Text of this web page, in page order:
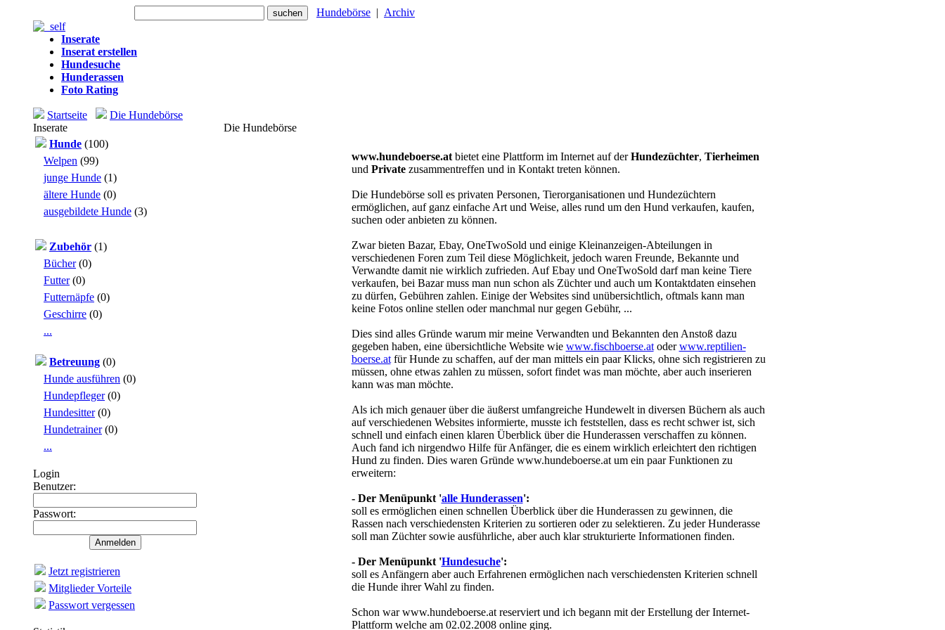
Hundebörse | Archiv
Inserate
Inserat erstellen
Hundesuche
Hunderassen
Foto Rating
Startseite
Die Hundebörse
Inserate
Hunde (100)
Welpen (99)
junge Hunde (1)
ältere Hunde (0)
ausgebildete Hunde (3)
Zubehör (1)
Bücher(0)
Futter(0)
Futternäpfe (0)
Geschirre (0)
...
Betreuung (0)
Hunde ausführen (0)
Hundepfleger(0)
Hundesitter(0)
Hundetrainer(0)
...
Login
Benutzer:
Passwort:
Jetzt registrieren
Mitglieder Vorteile
Passwort vergessen
Die Hundebörse
www.hundeboerse.atbietet eine Plattform im Internet auf derHundezüchter, Tierheimen
und Privatezusammentreffen und in Kontakt treten können.
Die Hundebörse soll es privaten Personen, Tierorganisationen und Hundezüchtern
ermöglichen, auf ganz einfache Art und Weise, alles rund um den Hund verkaufen, kaufen,
suchen oder anbieten zu können.
Zwar bieten Bazar, Ebay, OneTwoSold und einige Kleinanzeigen-Abteilungen in
verschiedenen Foren zum Teil diese Möglichkeit, jedoch waren Freunde, Bekannte und
Verwandte damit nie wirklich zufrieden. Auf Ebay und OneTwoSold darf man keine Tiere
verkaufen, bei Bazar muss man nun schon als Züchter und auch um Kontaktdaten einsehen
zu dürfen, Gebühren zahlen. Einige der Websites sind unübersichtlich, oftmals kann man
keine Fotos online stellen oder manchmal nur gegen Gebühr, ...
Dies sind alles Gründe warum mir meine Verwandten und Bekannten den Anstoß dazu
gegeben haben, eine übersichtliche Website wie www.fischboerse.atoderwww.reptilien-
boerse.atfür Hunde zu schaffen, auf der man mittels ein paar Klicks, ohne sich registrieren zu
müssen, ohne etwas zahlen zu müssen, sofort findet was man möchte, aber auch inserieren
kann was man möchte.
Als ich mich genauer über die äußerst umfangreiche Hundewelt in diversen Büchern als auch
auf verschiedenen Websites informierte, musste ich feststellen, dass es recht schwer ist, sich
schnell und einfach einen klaren Überblick über die Hunderassen verschaffen zu können.
Auch fand ich nirgendwo Hilfe für Anfänger, die es einem wirklich erleichtert den richtigen
Hund zu finden. Dies waren Gründe www.hundeboerse.at um ein paar Funktionen zu
erweitern:
- Der Menüpunkt 'alle Hunderassen':
soll es ermöglichen einen schnellen Überblick über die Hunderassen zu gewinnen, die
Rassen nach verschiedensten Kriterien zu sortieren oder zu selektieren. Zu jeder Hunderasse
soll man Züchter sowie ausführliche, aber auch klar strukturierte Informationen finden.
- Der Menüpunkt 'Hundesuche':
soll es Anfängern aber auch Erfahrenen ermöglichen nach verschiedensten Kriterien schnell
die Hunde ihrer Wahl zu finden.
Schon war www.hundeboerse.at reserviert und ich begann mit der Erstellung der Internet-
Plattform welche am 02.02.2008 online ging.